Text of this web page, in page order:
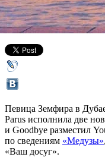
03 ноября 2019,11:12
Певица Земфира в
Parus исполнила две
и Goodbye разместил
по сведениям «Медузы»
«Ваш досуг».